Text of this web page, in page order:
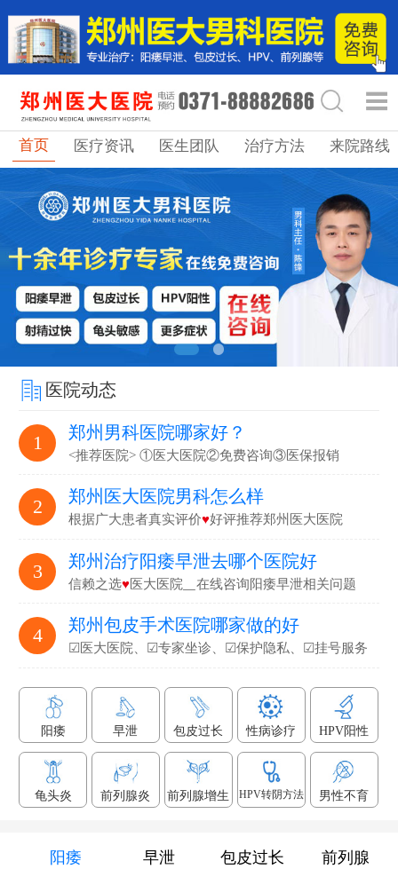
首页 医疗资讯 医生团队 治疗方法 来院路线
医院动态
1 郑州男科医院哪家好？
<推荐医院> ①医大医院②免费咨询③医保报销
2 郑州医大医院男科怎么样
根据广大患者真实评价♥好评推荐郑州医大医院
3 郑州治疗阳痿早泄去哪个医院好
信赖之选♥医大医院▁在线咨询阳痿早泄相关问题
4 郑州包皮手术医院哪家做的好
☑医大医院、☑专家坐诊、☑保护隐私、☑挂号服务
阳痿 早泄 包皮过长 性病诊疗 HPV阳性
龟头炎 前列腺炎 前列腺增生 HPV转阴方法 男性不育
阳痿 早泄 包皮过长 前列腺